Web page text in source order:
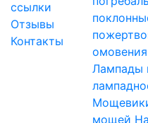
ссылки
Отзывы
Контакты
омовения
Лампады
мощей